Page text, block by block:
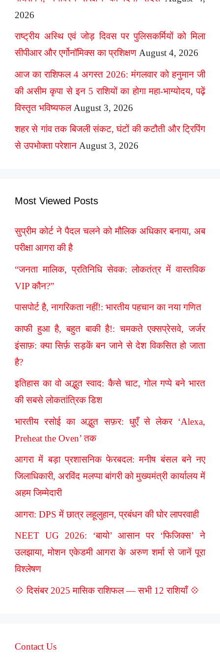
2026
राष्ट्रीय अस्थि एवं जोड़ दिवस पर पुलिसकर्मियों को मिला
सीपीआर और एर्गोनॉमिक्स का प्रशिक्षण August 4, 2026
आज का राशिफल 4 अगस्त 2026: मंगलवार को हनुमान जी
की असीम कृपा से इन 5 राशियों का होगा महा-भाग्योदय, पढ़ें
विस्तृत भविष्यफल August 3, 2026
शहर से गांव तक बिजली संकट, घंटों की कटौती और ट्रिपिंग
से उपभोक्ता परेशान August 3, 2026
Most Viewed Posts
सुप्रीम कोर्ट ने पैदल चलने को मौलिक अधिकार बनाया, अब
परीक्षा आगरा की है
“जनता मालिक, प्रतिनिधि सेवक: लोकतंत्र में वास्तविक
VIP कौन?”
पासपोर्ट है, नागरिकता नहीं!: भारतीय पहचान का नया गणित
काफी हुआ है, बहुत बाकी है!: चमकते एक्सप्रेसवे, जर्जर
इंसाफ़: क्या सिर्फ़ सड़कें बन जाने से देश विकसित हो जाता
है?
इतिहास का वो अद्भुत स्वाद: कैसे चाट, गोल गप्पे बने भारत
की सबसे लोकतांत्रिक डिश
भारतीय रसोई का अद्भुत सफ़र: धुएँ से लेकर ‘Alexa,
Preheat the Oven’ तक
आगरा में बड़ा प्रशासनिक फेरबदल: मनीष बंसल बने नए
जिलाधिकारी, अरविंद मलप्पा बांगरी को मुख्यमंत्री कार्यालय में
अहम जिम्मेदारी
आगरा: DPS में छात्र लहूलुहान, प्रबंधन की घोर लापरवाही
NEET UG 2026: ‘बायो’ आसान पर ‘फिजिक्स’ ने
उलझाया, मोशन एकेडमी आगरा के अरुण शर्मा से जानें पूरा
विश्लेषण
💠 दिसंबर 2025 मासिक राशिफल — सभी 12 राशियाँ 💠
Contact Us